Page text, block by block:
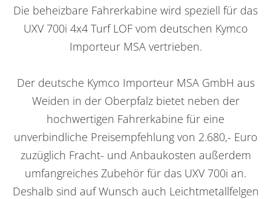
Die beheizbare Fahrerkabine wird speziell für das
UXV 700i 4x4 Turf LOF vom deutschen Kymco
Importeur MSA vertrieben.
Der deutsche Kymco Importeur MSA GmbH aus
Weiden in der Oberpfalz bietet neben der
hochwertigen Fahrerkabine für eine
unverbindliche Preisempfehlung von 2.680,- Euro
zuzüglich Fracht- und Anbaukosten außerdem
umfangreiches Zubehör für das UXV 700i an.
Deshalb sind auf Wunsch auch Leichtmetallfelgen